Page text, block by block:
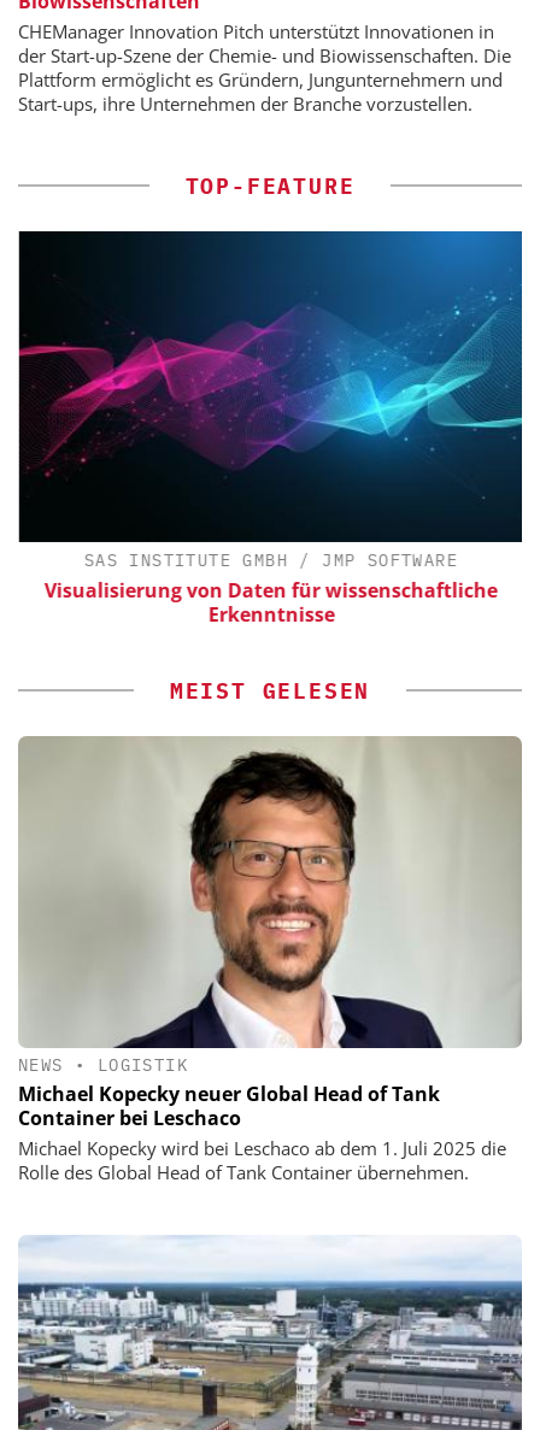
CHEManager Innovation Pitch unterstützt Innovationen in
der Start-up-Szene der Chemie- und Biowissenschaften. Die
Plattform ermöglicht es Gründern, Jungunternehmern und
Start-ups, ihre Unternehmen der Branche vorzustellen.
TOP-FEATURE
SAS INSTITUTE GMBH / JMP SOFTWARE
Visualisierung von Daten für wissenschaftliche
Erkenntnisse
MEIST GELESEN
NEWS • LOGISTIK
Michael Kopecky neuer Global Head of Tank
Container bei Leschaco
Michael Kopecky wird bei Leschaco ab dem 1. Juli 2025 die
Rolle des Global Head of Tank Container übernehmen.